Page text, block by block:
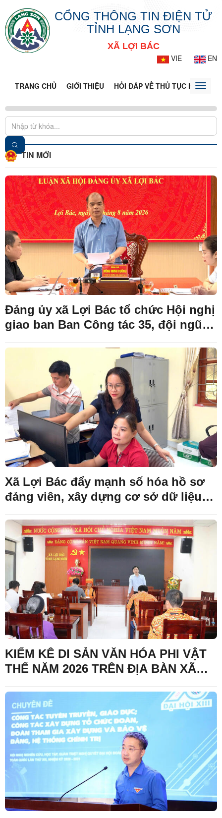
CỔNG THÔNG TIN ĐIỆN TỬ
TỈNH LẠNG SƠN
XÃ LỢI BÁC
VIE
EN
TRANG CHỦ GIỚI THIỆU HỎI ĐÁP VỀ THỦ TỤC HÀNHToggle
TIN MỚI
Đảng ủy xã Lợi Bác tổ chức Hội nghị
giao ban Ban Công tác 35, đội ngũ
Xã Lợi Bác đẩy mạnh số hóa hồ sơ
đảng viên, xây dựng cơ sở dữ liệu
KIỂM KÊ DI SẢN VĂN HÓA PHI VẬT
THỂ NĂM 2026 TRÊN ĐỊA BÀN XÃ